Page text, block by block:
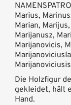
Marius,
Marian,
Marijanusz,
Marijanovicis,
Die Holzfigur
gekleidet, hält
Hand.